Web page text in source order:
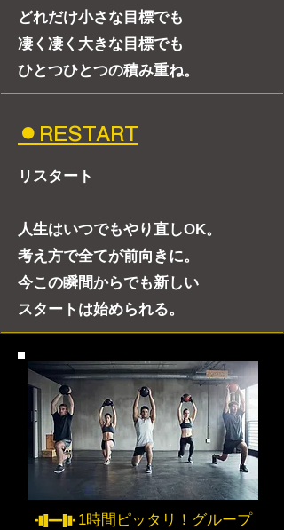
どれだけ小さな目標でも
凄く凄く大きな目標でも
ひとつひとつの積み重ね。
⚫︎RESTART
リスタート
人生はいつでもやり直しOK。
考え方で全てが前向きに。
今この瞬間からでも新しい
スタートは始められる。
1時間ピッタリ！グループ